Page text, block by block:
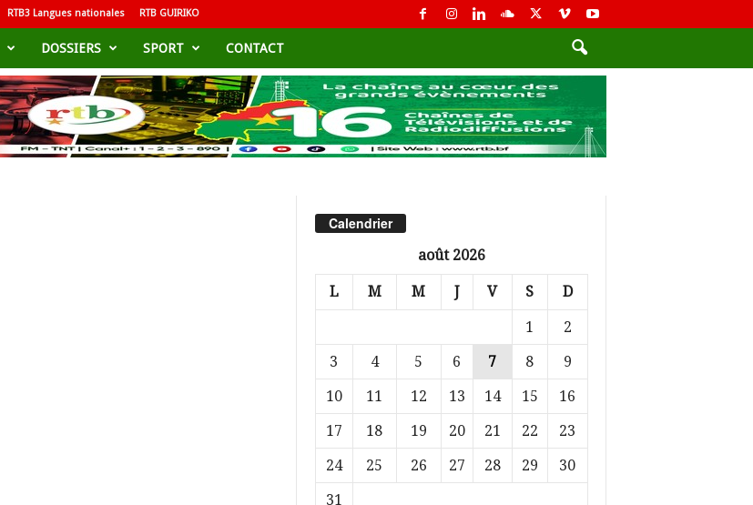
RTB3 Langues nationales RTB GUIRIKO
DOSSIERS SPORT CONTACT
Calendrier
août 2026
L M M J V S D
1
2
3
4 5 6 7 8
9
10
11 12 13 14 15
16
17
18 19 20 21 22
23
24
25 26 27 28 29
30
31